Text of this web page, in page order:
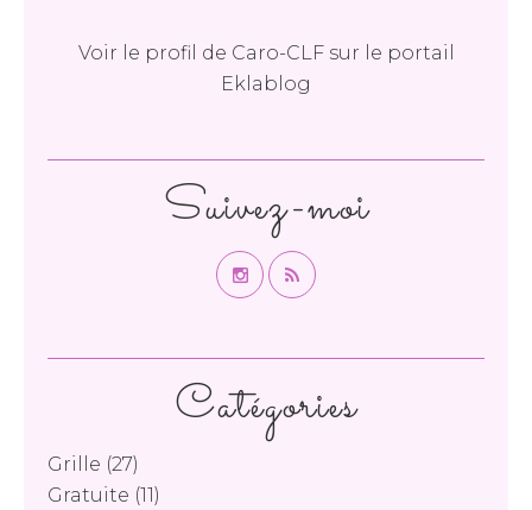
Catégories
Grille (27)
Gratuite (11)
Suivez-moi
Voir le profil de Caro-CLFsur le portail
Eklablog